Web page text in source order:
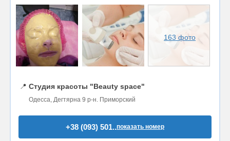
163 фото
📍 Студия красоты "Beauty space"
Одесса, Дегтярна 9 р-н. Приморский
+38 (093) 501..показать номер